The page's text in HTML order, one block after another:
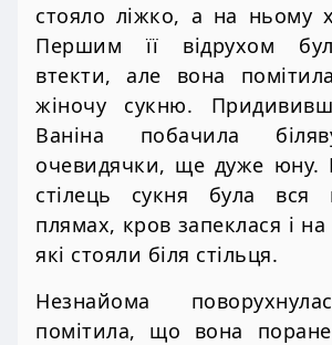
стояло ліжко, а на ньому
Першим її відрухом
втекти, але вона
жіночу сукню.
Ваніна побачила
очевидячки, ще дуже юну.
стілець сукня була вся
плямах, кров запеклася і
які стояли біля стільця.
Незнайома
помітила, що вона